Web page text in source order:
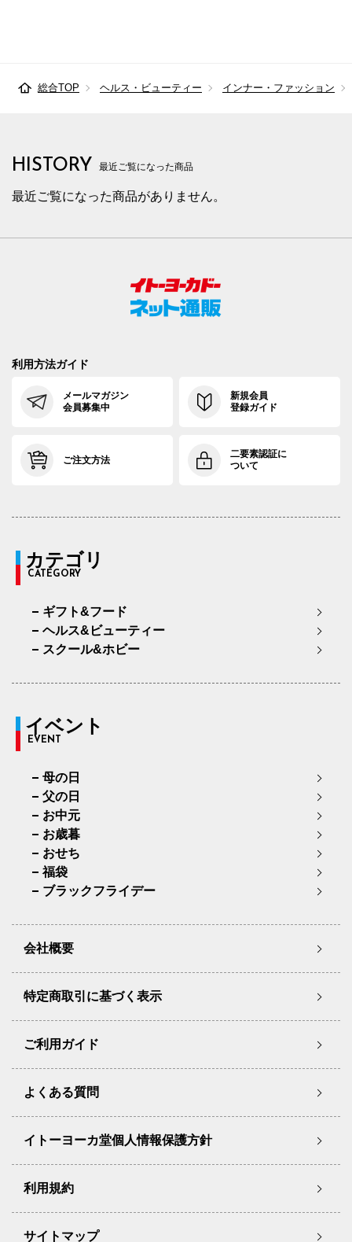
総合TOP ヘルス・ビューティー インナー・ファッション
HISTORY 最近ご覧になった商品
最近ご覧になった商品がありません。
利用方法ガイド
メールマガジン
会員募集中
新規会員
登録ガイド
ご注文方法
二要素認証に
ついて
カテゴリ
CATEGORY
ギフト&フード
ヘルス&ビューティー
スクール&ホビー
イベント
EVENT
母の日
父の日
お中元
お歳暮
おせち
福袋
ブラックフライデー
会社概要
特定商取引に基づく表示
ご利用ガイド
よくある質問
イトーヨーカ堂個人情報保護方針
利用規約
サイトマップ